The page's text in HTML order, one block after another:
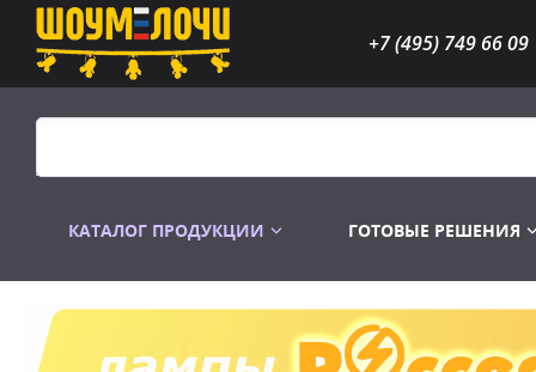
+7 (495) 749 66 09
КАТАЛОГ ПРОДУКЦИИ ГОТОВЫЕ РЕШЕНИЯ